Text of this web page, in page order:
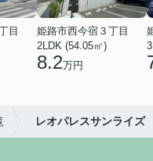
目
姫路市西今宿３丁目
2LDK (54.05㎡)
8.2万円
レオパレスサンライズ